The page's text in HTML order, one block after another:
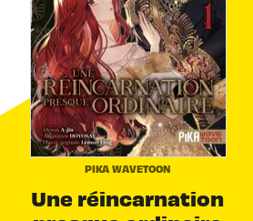
PIKA WAVETOON
Une réincarnation